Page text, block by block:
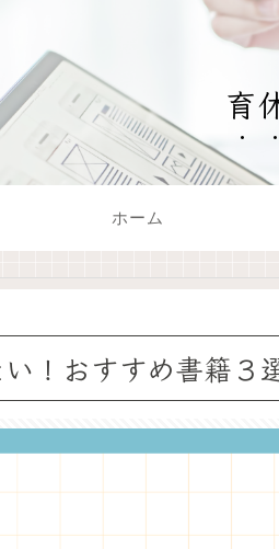
育
ホーム
！おすすめ書籍３